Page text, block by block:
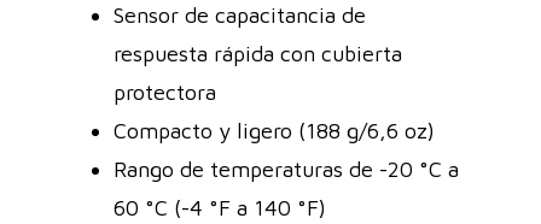
Sensor de capacitancia de
respuesta rápida con cubierta
protectora
Compacto y ligero (188 g/6,6 oz)
Rango de temperaturas de -20 °C a
60 °C (-4 °F a 140 °F)